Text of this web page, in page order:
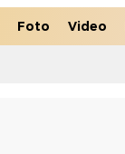
Foto Video